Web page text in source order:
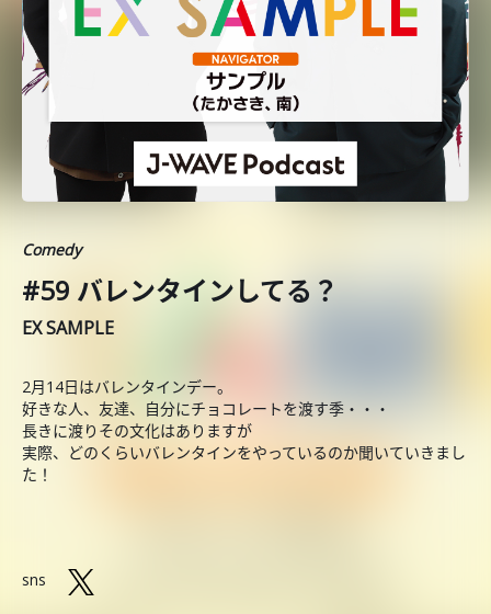
Comedy
#59 バレンタインしてる？
EX SAMPLE
2月14日はバレンタインデー。
好きな人、友達、自分にチョコレートを渡す季・・・
長きに渡りその文化はありますが
実際、どのくらいバレンタインをやっているのか聞いていきまし
た！
sns